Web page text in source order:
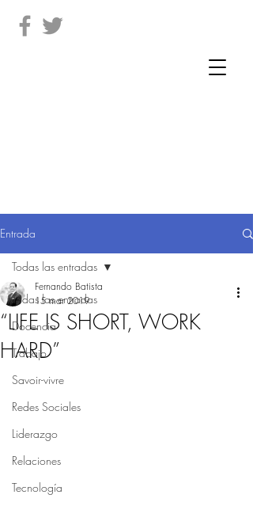
Entrada
Todas las entradas
Docencia
Trabajo
Savoir-vivre
Redes Sociales
Liderazgo
Relaciones
Tecnología
Todas las entradas
“LIFE IS SHORT, WORK
HARD”
Fernando Batista
15 mar 2019